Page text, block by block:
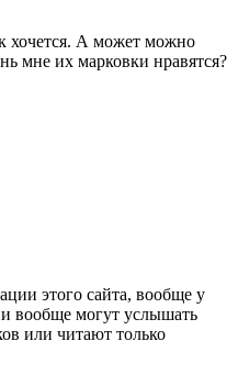
хочется. А может можно
мне их марковки нравятся?
этого сайта, вообще у
вообще могут услышать
или читают только